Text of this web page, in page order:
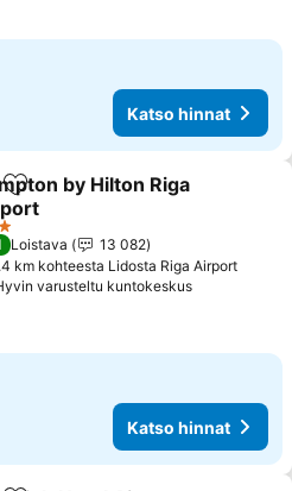
Katso hinnat
Lisää suosikkeihin
by Hilton Riga
hinnat
Loistava
13 082
km kohteesta Lidosta Riga Airport
varusteltu kuntokeskusKatso
Katso hinnat